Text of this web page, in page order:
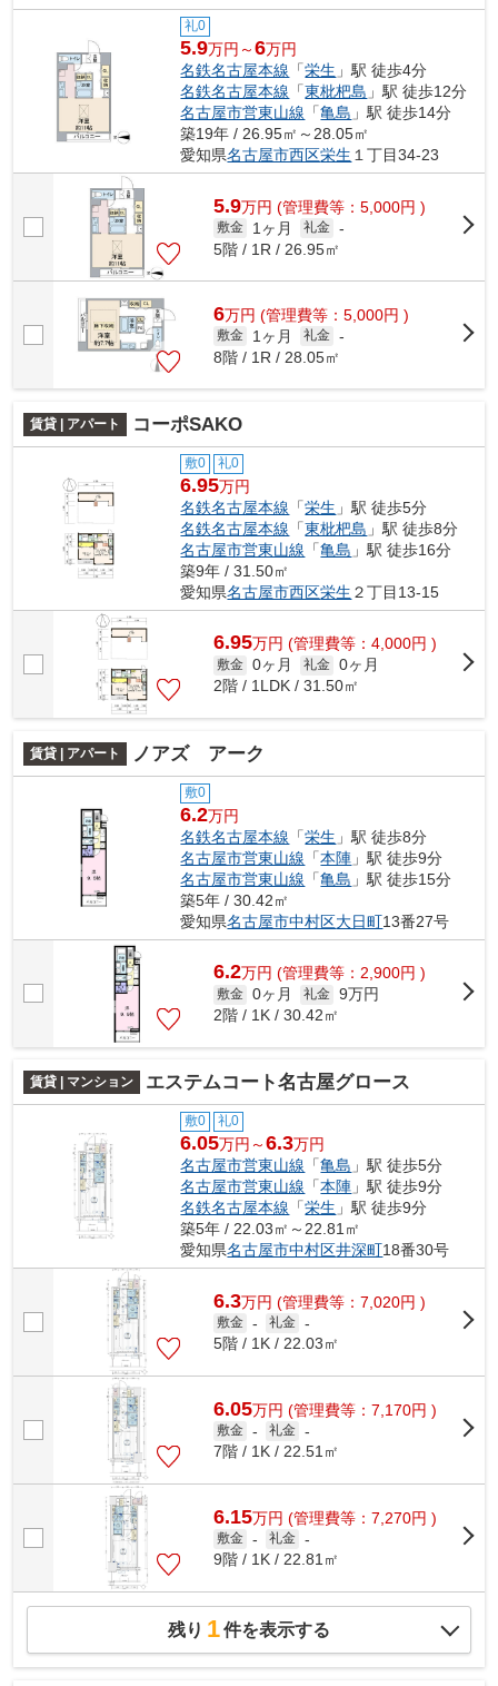
礼0
5.9万円～6万円
名鉄名古屋本線 「栄生 」駅 徒歩4分
名鉄名古屋本線 「東枇杷島 」駅 徒歩12分
名古屋市営東山線 「亀島 」駅 徒歩14分
築19年 / 26.95㎡～28.05㎡
愛知県名古屋市西区栄生 １丁目34-23
5.9万円 (管理費等：5,000円 )
敷金 1ヶ月 礼金 -
5階 / 1R / 26.95㎡
6万円 (管理費等：5,000円 )
敷金 1ヶ月 礼金 -
8階 / 1R / 28.05㎡
賃貸 | アパート コーポSAKO
敷0 礼0
6.95万円
名鉄名古屋本線 「栄生 」駅 徒歩5分
名鉄名古屋本線 「東枇杷島 」駅 徒歩8分
名古屋市営東山線 「亀島 」駅 徒歩16分
築9年 / 31.50㎡
愛知県名古屋市西区栄生 ２丁目13-15
6.95万円 (管理費等：4,000円 )
敷金 0ヶ月 礼金 0ヶ月
2階 / 1LDK / 31.50㎡
賃貸 | アパート ノアズ アーク
敷0
6.2万円
名鉄名古屋本線 「栄生 」駅 徒歩8分
名古屋市営東山線 「本陣 」駅 徒歩9分
名古屋市営東山線 「亀島 」駅 徒歩15分
築5年 / 30.42㎡
愛知県名古屋市中村区大日町13番27号
6.2万円 (管理費等：2,900円 )
敷金 0ヶ月 礼金 9万円
2階 / 1K / 30.42㎡
賃貸 | マンション エステムコート名古屋グロース
敷0 礼0
6.05万円～6.3万円
名古屋市営東山線 「亀島 」駅 徒歩5分
名古屋市営東山線 「本陣 」駅 徒歩9分
名鉄名古屋本線 「栄生 」駅 徒歩9分
築5年 / 22.03㎡～22.81㎡
愛知県名古屋市中村区井深町18番30号
6.3万円 (管理費等：7,020円 )
敷金 - 礼金 -
5階 / 1K / 22.03㎡
6.05万円 (管理費等：7,170円 )
敷金 - 礼金 -
7階 / 1K / 22.51㎡
6.15万円 (管理費等：7,270円 )
敷金 - 礼金 -
9階 / 1K / 22.81㎡
残り 1件を表示する